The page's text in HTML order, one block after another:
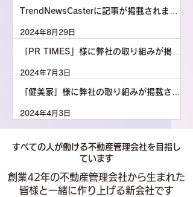
TrendNewsCasterに記事が掲載されまし
2024年8月29日
「PR TIMES」様に弊社の取り組みが掲載
2024年7月3日
「健美家」様に弊社の取り組みが掲載され
2024年4月3日
すべての人が働ける不動産管理会社を目指し
ています
創業42年の不動産管理会社から生まれた
皆様と一緒に作り上げる新会社です